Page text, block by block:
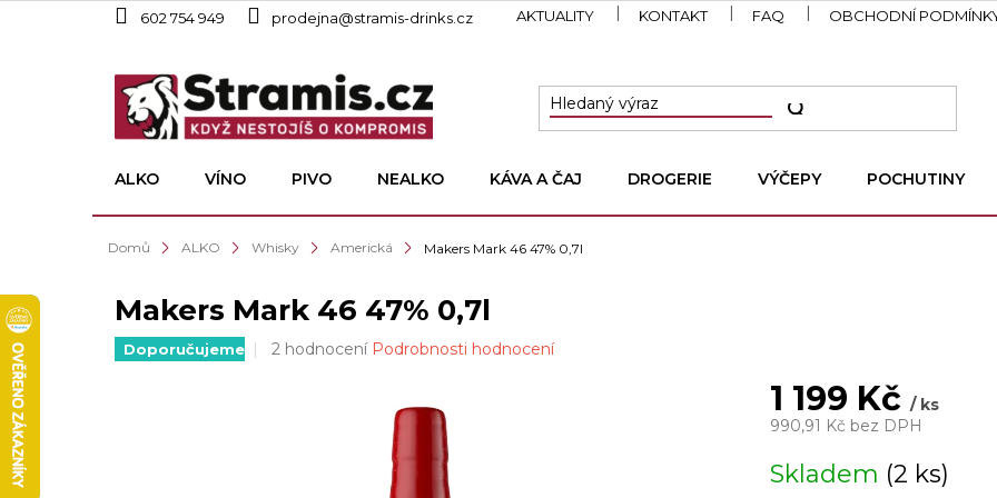
602 754 949 prodejna@stramis-drinks.cz AKTUALITY KONTAKT FAQ OBCHODNÍ
ALKO VÍNO PIVO NEALKO KÁVA A ČAJ DROGERIE VÝČEPY POCHUTINY
Domů ALKO Whisky Americká Makers Mark 46 47% 0,7l
Makers Mark 46 47% 0,7l
Doporučujeme
Průměrné
2 hodnocení Podrobnosti hodnocení
1 199 Kč/ ks
990,91 Kč bez DPH
cena:
Skladem (2 ks)